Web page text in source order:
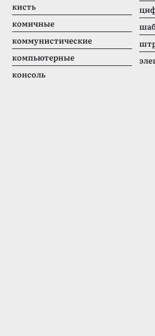
кисть
комичные
коммунистические
компьютерные
консоль